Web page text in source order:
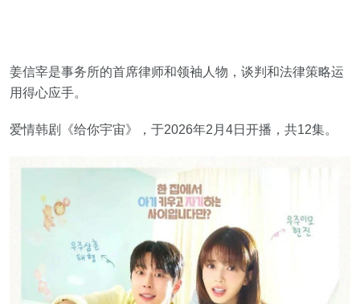
姜信宰是事务所的首席律师和领袖人物，谈判和法律策略运
用得心应手。
爱情韩剧《给你宇宙》，于2026年2月4日开播，共12集。